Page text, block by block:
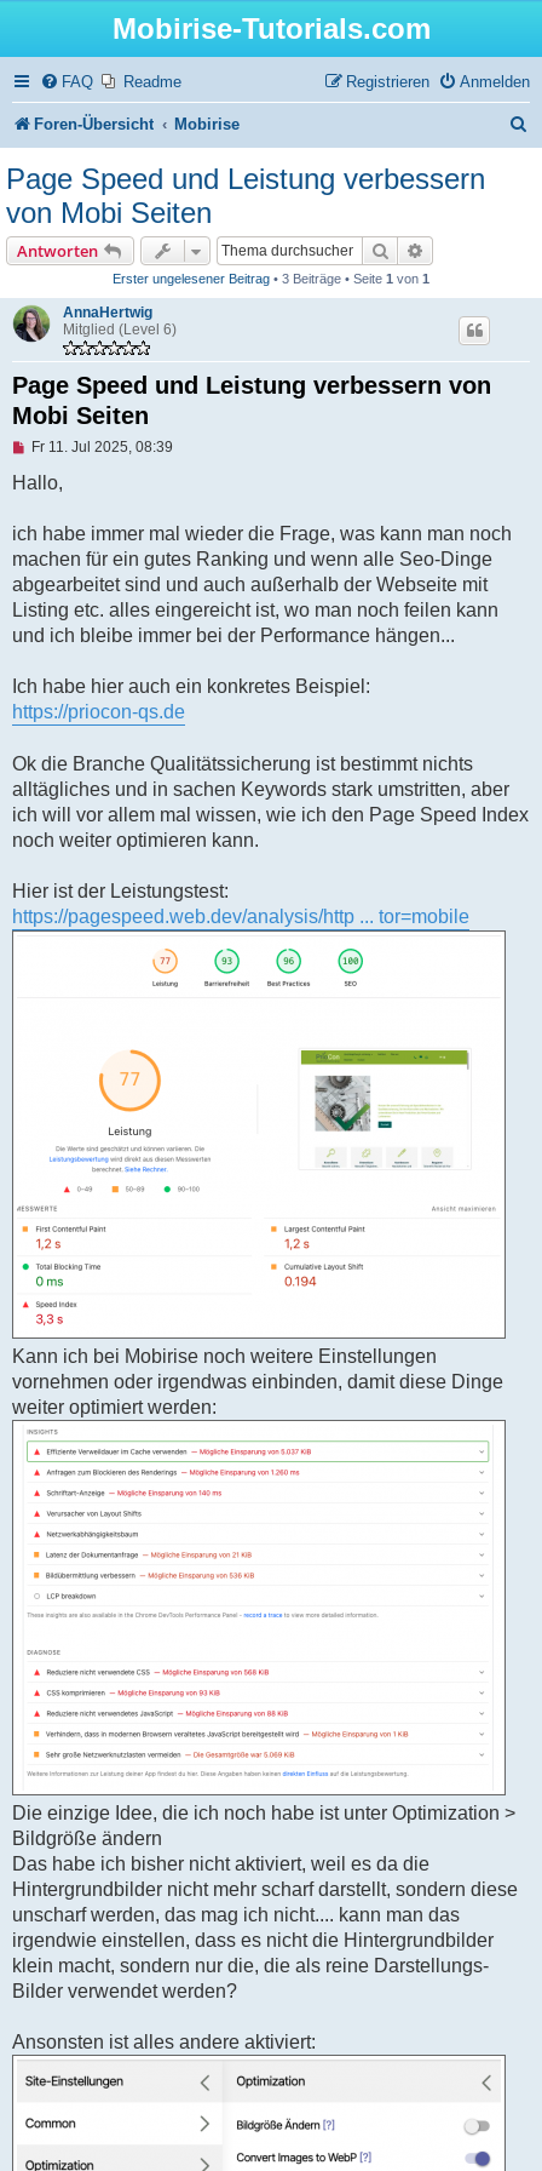
Mobirise-Tutorials.com
FAQ Readme Anmelden
Registrieren
Foren-Übersicht Mobirise
Page Speed und Leistung verbessern
von Mobi Seiten
Antworten Suche
Erster ungelesener Beitrag • 3 Beiträge • Seite 1 von 1
AnnaHertwig
Mitglied (Level 6)
Page Speed und Leistung verbessern von
Mobi Seiten
U
g
e
e
n
e
r
B
t
a
Fr 11. Jul 2025, 08:39
Hallo,
ich habe immer mal wieder die Frage, was kann man noch
machen für ein gutes Ranking und wenn alle Seo-Dinge
abgearbeitet sind und auch außerhalb der Webseite mit
Listing etc. alles eingereicht ist, wo man noch feilen kann
und ich bleibe immer bei der Performance hängen...
Ich habe hier auch ein konkretes Beispiel:
https://priocon-qs.de
Ok die Branche Qualitätssicherung ist bestimmt nichts
alltägliches und in sachen Keywords stark umstritten, aber
ich will vor allem mal wissen, wie ich den Page Speed Index
noch weiter optimieren kann.
Hier ist der Leistungstest:
https://pagespeed.web.dev/analysis/http ... tor=mobile
Kann ich bei Mobirise noch weitere Einstellungen
vornehmen oder irgendwas einbinden, damit diese Dinge
weiter optimiert werden:
Die einzige Idee, die ich noch habe ist unter Optimization >
Bildgröße ändern
Das habe ich bisher nicht aktiviert, weil es da die
Hintergrundbilder nicht mehr scharf darstellt, sondern diese
unscharf werden, das mag ich nicht.... kann man das
irgendwie einstellen, dass es nicht die Hintergrundbilder
klein macht, sondern nur die, die als reine Darstellungs-
Bilder verwendet werden?
Ansonsten ist alles andere aktiviert: